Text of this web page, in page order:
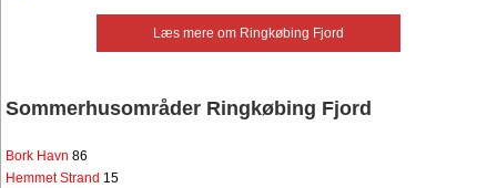
Læs mere om Ringkøbing Fjord
Sommerhusområder Ringkøbing Fjord
Bork Havn 86
Hemmet Strand 15